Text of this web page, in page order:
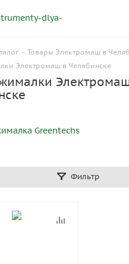
- Товары Электромаш в
Электромаш в Челябинске
Greentechs
Фильтр